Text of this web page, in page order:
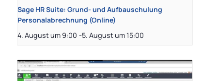
Sage HR Suite: Grund- und Aufbauschulung
Personalabrechnung (Online)
4. August um 9:00 -5. August um 15:00